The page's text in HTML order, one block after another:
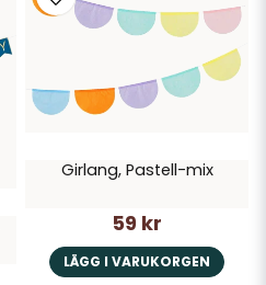
Girlang, Pastell-mix
59 kr
LÄGG I VARUKORGEN